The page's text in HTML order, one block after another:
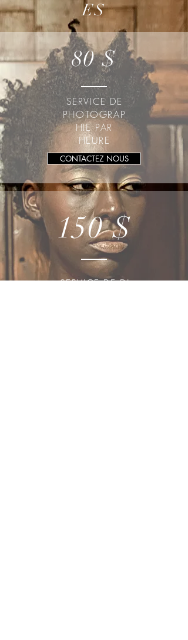
ES
80 $
SERVICE DE
PHOTOGRAP
HIE PAR
HEURE
CONTACTEZ NOUS
150 $
SERVICE DE DJ